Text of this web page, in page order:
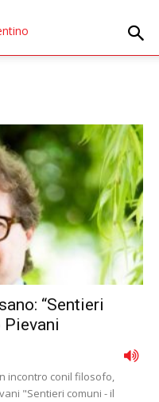
“Sentieri
Pievani
incontro conil filosofo,
"Sentieri comuni - il